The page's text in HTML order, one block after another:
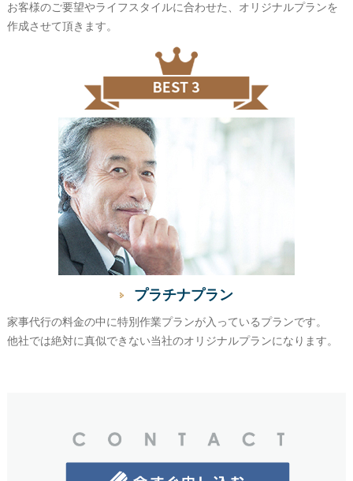
お客様のご要望やライフスタイルに合わせた、オリジナルプランを
作成させて頂きます。
プラチナプラン
家事代行の料金の中に特別作業プランが入っているプランです。
他社では絶対に真似できない当社のオリジナルプランになります。